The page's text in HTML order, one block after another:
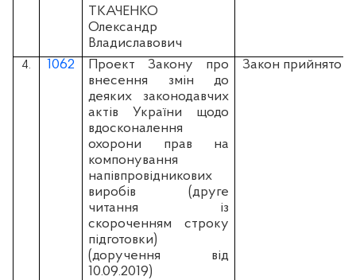
ТКАЧЕНКО
Олександр
Владиславович
4. 1062
Проект Закону про
внесення змін до
деяких законодавчих
актів України щодо
вдосконалення
охорони прав на
компонування
напівпровідникових
виробів (друге
читання із
скороченням строку
підготовки)
(доручення від
10.09.2019)
Закон прийнято